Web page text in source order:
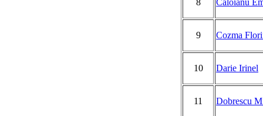
9 Cozma
10 Darie Irinel
11 Dobrescu